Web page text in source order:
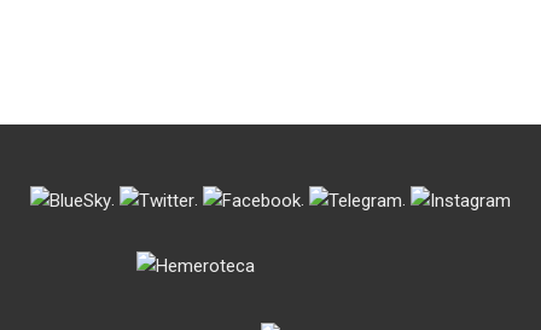
. . . .